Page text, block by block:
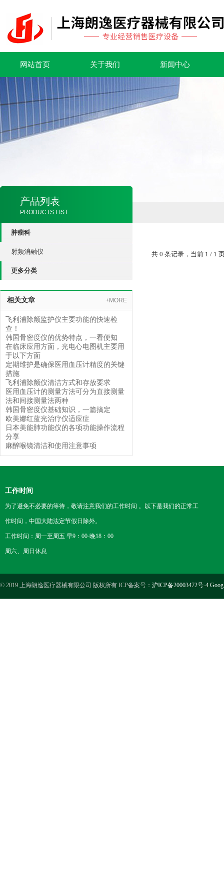
网站首页 关于我们 新闻中心
产品列表
PRODUCTS LIST
肿瘤科
射频消融仪
更多分类
相关文章 +MORE
飞利浦除颤监护仪主要功能的快速检
查！
韩国骨密度仪的优势特点，一看便知
在临床应用方面，光电心电图机主要用
于以下方面
定期维护是确保医用血压计精度的关键
措施
飞利浦除颤仪清洁方式和存放要求
医用血压计的测量方法可分为直接测量
法和间接测量法两种
韩国骨密度仪基础知识，一篇搞定
欧美娜红蓝光治疗仪适应症
日本美能肺功能仪的各项功能操作流程
分享
麻醉喉镜清洁和使用注意事项
共 0 条记录，当前 1 / 1
工作时间
为了避免不必要的等待，敬请注意我们的工作时间 。以下是我们的正常工
作时间，中国大陆法定节假日除外。
工作时间：周一至周五 早9：00-晚18：00
周六、周日休息
© 2019 上海朗逸医疗器械有限公司 版权所有 ICP备案号： 沪ICP备20003472号-4